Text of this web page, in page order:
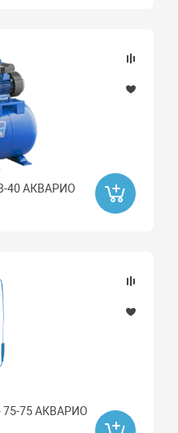
40 АКВАРИО
75-75 АКВАРИО